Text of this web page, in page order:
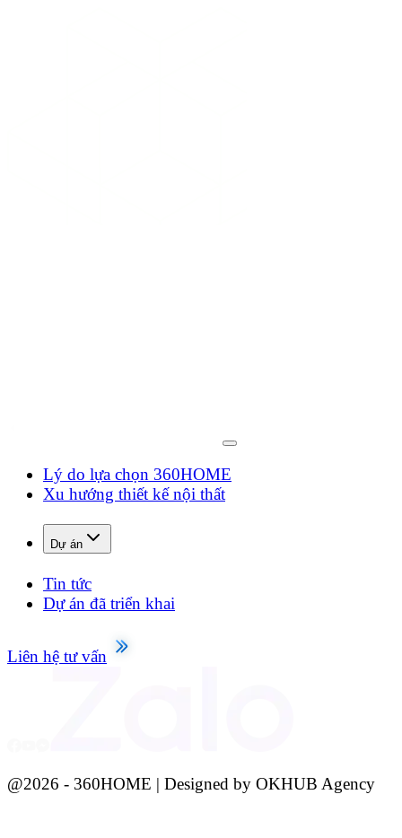
Lý do lựa chọn 360HOME
Xu hướng thiết kế nội thất
Dự án
Tin tức
Dự án đã triển khai
Liên hệ tư vấn
@2026 - 360HOME | Designed by OKHUB Agency